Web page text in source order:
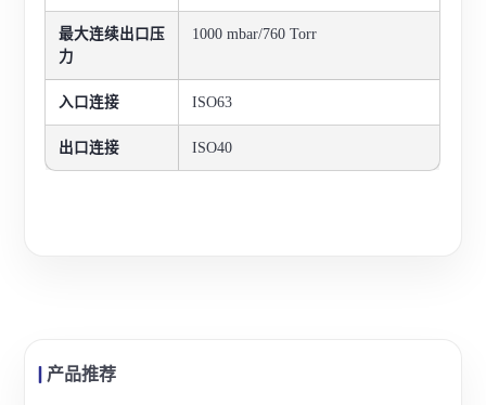
最大连续出口压
力
1000 mbar/760 Torr
入口连接 ISO63
出口连接 ISO40
产品推荐